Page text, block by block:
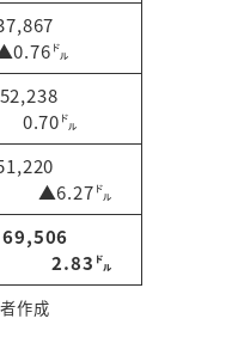
37,867
㌦
52,238
㌦
▲6.27㌦
69,506
2.83㌦
作成